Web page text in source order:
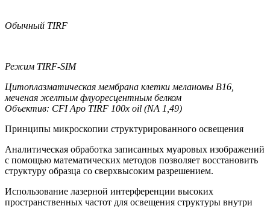
Обычный TIRF
Режим TIRF-SIM
Цитоплазматическая мембрана клетки меланомы В16,
меченая желтым флуоресцентным белком
Объектив: CFI Apo TIRF 100x oil (NА 1,49)
Принципы микроскопии структурированного освещения
Аналитическая обработка записанных муаровых изображений
с помощью математических методов позволяет восстановить
структуру образца со сверхвысоким разрешением.
Использование лазерной интерференции высоких
пространственных частот для освещения структуры внутри